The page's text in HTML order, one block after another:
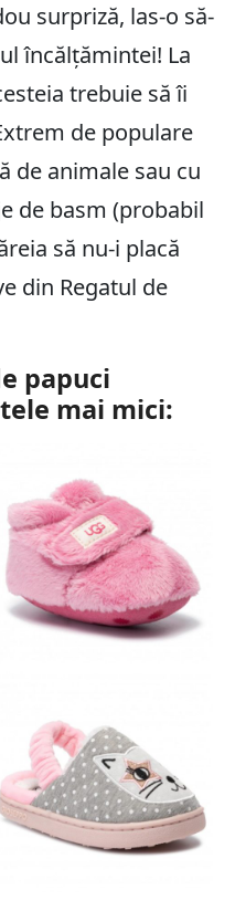
surpriză, las-o să-
încălțămintei! La
trebuie să îi
de populare
de animale sau cu
de basm (probabil
să nu-i placă
din Regatul de
papuci
mai mici: